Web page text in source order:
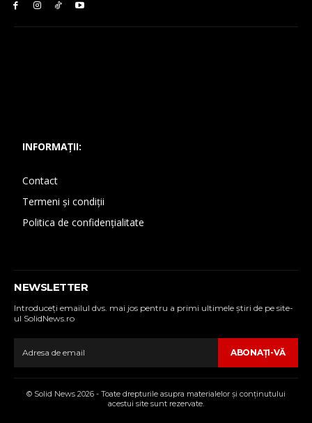
INFORMAȚII:
Contact
Termeni și condiții
Politica de confidențialitate
NEWSLETTER
Introduceţi emailul dvs. mai jos pentru a primi ultimele ştiri de pe site-
ul SolidNews.ro
ABONAŢI-VĂ
© Solid News 2026 - Toate drepturile asupra materialelor şi conţinutului
acestui site sunt rezervate.